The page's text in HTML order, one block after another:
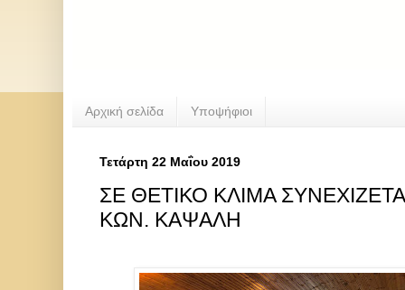
Αρχική σελίδα Υποψήφιοι
Τετάρτη 22 Μαΐου 2019
ΣΕ ΘΕΤΙΚΟ ΚΛΙΜΑ
ΚΩΝ. ΚΑΨΑΛΗ